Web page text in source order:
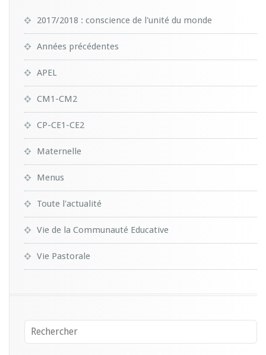
2017/2018 : conscience de l'unité du monde
Années précédentes
APEL
CM1-CM2
CP-CE1-CE2
Maternelle
Menus
Toute l'actualité
Vie de la Communauté Educative
Vie Pastorale